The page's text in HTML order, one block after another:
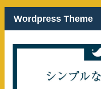
Wordpress Theme